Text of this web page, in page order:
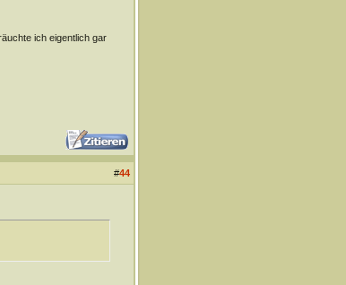
ich eigentlich gar
#44